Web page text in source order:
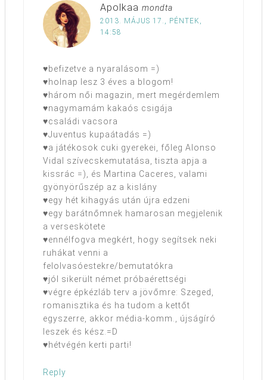
Apolkaa mondta
2013. MÁJUS 17., PÉNTEK,
14:58
♥befizetve a nyaralásom =)
♥holnap lesz 3 éves a blogom!
♥három női magazin, mert megérdemlem
♥nagymamám kakaós csigája
♥családi vacsora
♥Juventus kupaátadás =)
♥a játékosok cuki gyerekei, főleg Alonso
Vidal szívecskemutatása, tiszta apja a
kissrác =), és Martina Caceres, valami
gyönyörűszép az a kislány
♥egy hét kihagyás után újra edzeni
♥egy barátnőmnek hamarosan megjelenik
a verseskötete
♥ennélfogva megkért, hogy segítsek neki
ruhákat venni a
felolvasóestekre/bemutatókra
♥jól sikerült német próbaérettségi
♥végre épkézláb terv a jövőmre: Szeged,
romanisztika és ha tudom a kettőt
egyszerre, akkor média-komm., újságíró
leszek és kész.=D
♥hétvégén kerti parti!
Reply